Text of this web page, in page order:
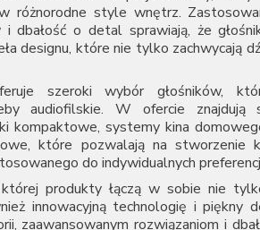
różnorodne style wnętrz.
i dbałość o detal sprawiają, że
designu, które nie tylko zachwycają
szeroki wybór głośników,
audiofilskie. W ofercie znajdują
kompaktowe, systemy kina
które pozwalają na stworzenie
do indywidualnych
produkty łączą w sobie nie
innowacyjną technologię i piękny
zaawansowanym rozwiązaniom i